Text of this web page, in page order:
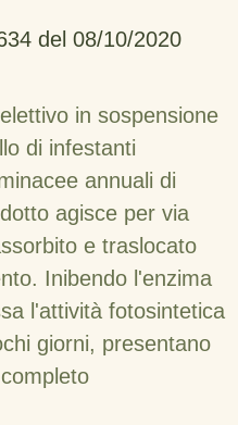
del 08/10/2020
in sospensione
di infestanti
annuali di
agisce per via
e traslocato
Inibendo l'enzima
l'attività fotosintetica
giorni, presentano